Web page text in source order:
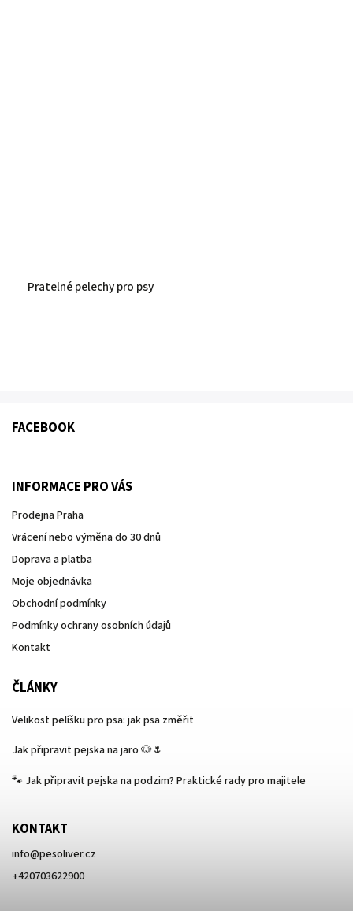
Pratelné pelechy pro psy
FACEBOOK
INFORMACE PRO VÁS
Prodejna Praha
Vrácení nebo výměna do 30 dnů
Doprava a platba
Moje objednávka
Obchodní podmínky
Podmínky ochrany osobních údajů
Kontakt
ČLÁNKY
Velikost pelíšku pro psa: jak psa změřit
Jak připravit pejska na jaro 🐶🌷
🐾 Jak připravit pejska na podzim? Praktické rady pro majitele
KONTAKT
info@pesoliver.cz
+420703622900